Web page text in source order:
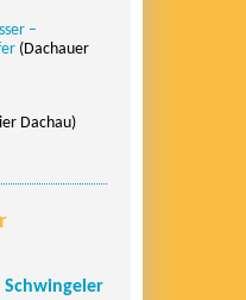
–
(Dachauer
Dachau)
Schwingeler